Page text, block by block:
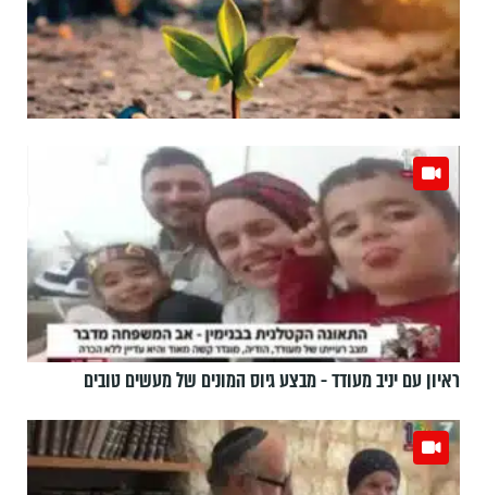
ראיון עם יניב מעודד - מבצע גיוס המונים של מעשים טובים